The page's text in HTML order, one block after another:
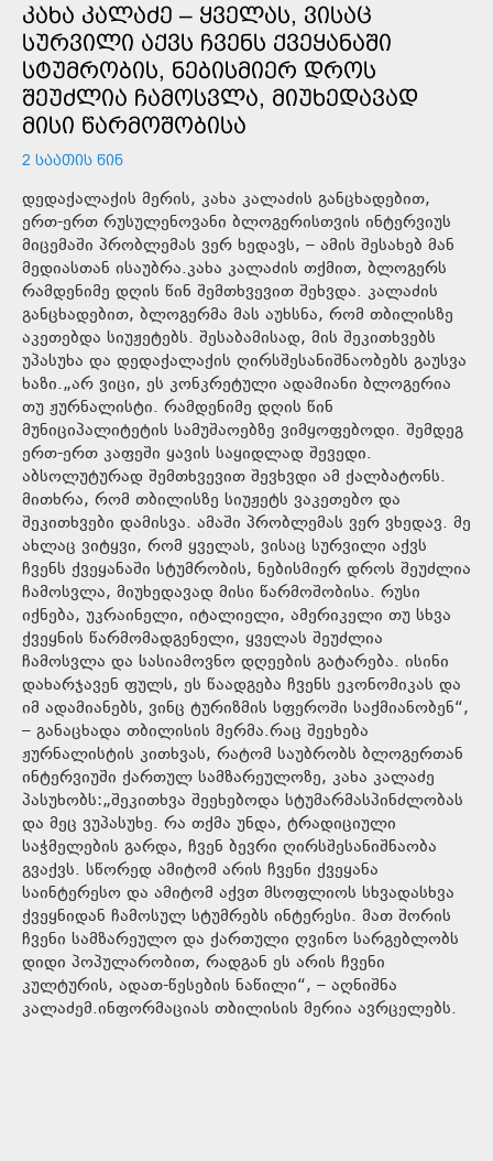
ᲙᲐᲮᲐ ᲙᲐᲚᲐᲫᲔ – ᲧᲕᲔᲚᲐᲡ, ᲕᲘᲡᲐᲪ
ᲡᲣᲠᲕᲘᲚᲘ ᲐᲥᲕᲡ ᲩᲕᲔᲜᲡ ᲥᲕᲔᲧᲐᲜᲐᲨᲘ
ᲡᲢᲣᲛᲠᲝᲑᲘᲡ, ᲜᲔᲑᲘᲡᲛᲘᲔᲠ ᲓᲠᲝᲡ
ᲨᲔᲣᲫᲚᲘᲐ ᲩᲐᲛᲝᲡᲕᲚᲐ, ᲛᲘᲣᲮᲔᲓᲐᲕᲐᲓ
ᲛᲘᲡᲘ ᲬᲐᲠᲛᲝᲨᲝᲑᲘᲡᲐ
2 ᲡᲐᲐᲗᲘᲡ ᲬᲘᲜ
დედაქალაქის მერის, კახა კალაძის განცხადებით,
ერთ-ერთ რუსულენოვანი ბლოგერისთვის ინტერვიუს
მიცემაში პრობლემას ვერ ხედავს, – ამის შესახებ მან
მედიასთან ისაუბრა.კახა კალაძის თქმით, ბლოგერს
რამდენიმე დღის წინ შემთხვევით შეხვდა. კალაძის
განცხადებით, ბლოგერმა მას აუხსნა, რომ თბილისზე
აკეთებდა სიუჟეტებს. შესაბამისად, მის შეკითხვებს
უპასუხა და დედაქალაქის ღირსშესანიშნაობებს გაუსვა
ხაზი.„არ ვიცი, ეს კონკრეტული ადამიანი ბლოგერია
თუ ჟურნალისტი. რამდენიმე დღის წინ
მუნიციპალიტეტის სამუშაოებზე ვიმყოფებოდი. შემდეგ
ერთ-ერთ კაფეში ყავის საყიდლად შევედი.
აბსოლუტურად შემთხვევით შევხვდი ამ ქალბატონს.
მითხრა, რომ თბილისზე სიუჟეტს ვაკეთებო და
შეკითხვები დამისვა. ამაში პრობლემას ვერ ვხედავ. მე
ახლაც ვიტყვი, რომ ყველას, ვისაც სურვილი აქვს
ჩვენს ქვეყანაში სტუმრობის, ნებისმიერ დროს შეუძლია
ჩამოსვლა, მიუხედავად მისი წარმოშობისა. რუსი
იქნება, უკრაინელი, იტალიელი, ამერიკელი თუ სხვა
ქვეყნის წარმომადგენელი, ყველას შეუძლია
ჩამოსვლა და სასიამოვნო დღეების გატარება. ისინი
დახარჯავენ ფულს, ეს წაადგება ჩვენს ეკონომიკას და
იმ ადამიანებს, ვინც ტურიზმის სფეროში საქმიანობენ“,
– განაცხადა თბილისის მერმა.რაც შეეხება
ჟურნალისტის კითხვას, რატომ საუბრობს ბლოგერთან
ინტერვიუში ქართულ სამზარეულოზე, კახა კალაძე
პასუხობს:„შეკითხვა შეეხებოდა სტუმარმასპინძლობას
და მეც ვუპასუხე. რა თქმა უნდა, ტრადიციული
საჭმელების გარდა, ჩვენ ბევრი ღირსშესანიშნაობა
გვაქვს. სწორედ ამიტომ არის ჩვენი ქვეყანა
საინტერესო და ამიტომ აქვთ მსოფლიოს სხვადასხვა
ქვეყნიდან ჩამოსულ სტუმრებს ინტერესი. მათ შორის
ჩვენი სამზარეულო და ქართული ღვინო სარგებლობს
დიდი პოპულარობით, რადგან ეს არის ჩვენი
კულტურის, ადათ-წესების ნაწილი“, – აღნიშნა
კალაძემ.ინფორმაციას თბილისის მერია ავრცელებს.